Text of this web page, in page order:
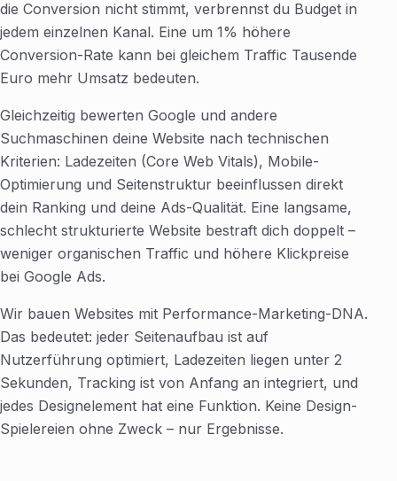
die Conversion nicht stimmt, verbrennst du Budget in
jedem einzelnen Kanal. Eine um 1% höhere
Conversion-Rate kann bei gleichem Traffic Tausende
Euro mehr Umsatz bedeuten.
Gleichzeitig bewerten Google und andere
Suchmaschinen deine Website nach technischen
Kriterien: Ladezeiten (Core Web Vitals), Mobile-
Optimierung und Seitenstruktur beeinflussen direkt
dein Ranking und deine Ads-Qualität. Eine langsame,
schlecht strukturierte Website bestraft dich doppelt –
weniger organischen Traffic und höhere Klickpreise
bei Google Ads.
Wir bauen Websites mit Performance-Marketing-DNA.
Das bedeutet: jeder Seitenaufbau ist auf
Nutzerführung optimiert, Ladezeiten liegen unter 2
Sekunden, Tracking ist von Anfang an integriert, und
jedes Designelement hat eine Funktion. Keine Design-
Spielereien ohne Zweck – nur Ergebnisse.